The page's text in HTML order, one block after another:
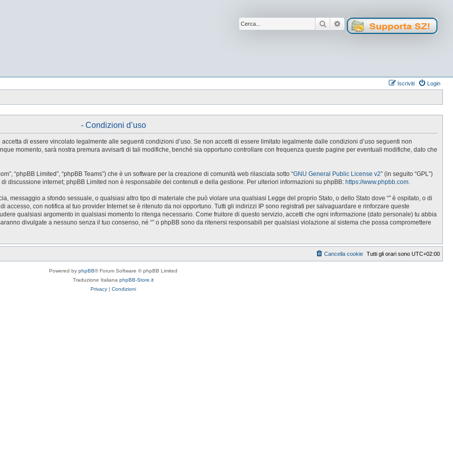
Cerca Ricerca avanzata
Login
Iscriviti
- Condizioni d’uso
accetta di essere vincolato legalmente alle seguenti condizioni d’uso. Se non accetti di essere limitato legalmente dalle condizioni d’uso seguenti non
momento, sarà nostra premura avvisarti di tali modifiche, benché sia opportuno controllare con frequenza queste pagine per eventuali modifiche, dato che
“phpBB Limited”, “phpBB Teams”) che è un software per la creazione di comunità web rilasciata sotto “GNU General Public License v2” (in seguito “GPL”)
discussione internet; phpBB Limited non è responsabile dei contenuti e della gestione. Per ulteriori informazioni su phpBB: https://www.phpbb.com.
messaggio a sfondo sessuale, o qualsiasi altro tipo di materiale che può violare una qualsiasi Legge del proprio Stato, o dello Stato dove “” è ospitato, o di
accesso, con notifica al tuo provider Internet se è ritenuto da noi opportuno. Tutti gli indirizzi IP sono registrati per salvaguardare e rinforzare queste
qualsiasi argomento in qualsiasi momento lo ritenga necessario. Come fruitore di questo servizio, accetti che ogni informazione (dato personale) tu abbia
divulgate a nessuno senza il tuo consenso, né “” o phpBB sono da ritenersi responsabili per qualsiasi violazione al sistema che possa compromettere
Tutti gli orari sono UTC+02:00
Cancella cookie
Powered by phpBB® Forum Software © phpBB Limited
Traduzione Italiana phpBB-Store.it
Privacy | Condizioni